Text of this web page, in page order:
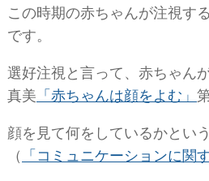
この時期の赤ちゃんが注視す
です。
選好注視と言って、赤ちゃん
真美 「赤ちゃんは顔をよむ」
顔を見て何をしているかとい
（ 「コミュニケーションに関